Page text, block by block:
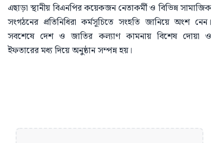
এছাড়া স্থানীয় বিএনপির কয়েকজন নেতাকর্মী ও বিভিন্ন সামাজিক
সংগঠনের প্রতিনিধিরা কর্মসূচিতে সংহতি জানিয়ে অংশ নেন।
সবশেষে দেশ ও জাতির কল্যাণ কামনায় বিশেষ দোয়া ও
ইফতারের মধ্য দিয়ে অনুষ্ঠান সম্পন্ন হয়।